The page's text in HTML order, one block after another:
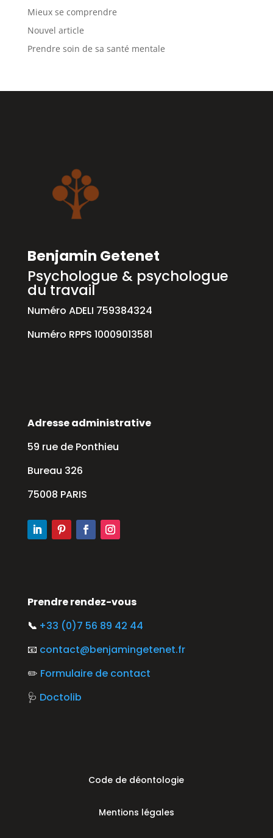
Mieux se comprendre
Nouvel article
Prendre soin de sa santé mentale
Benjamin Getenet
Psychologue & psychologue
du travail
Numéro ADELI 759384324
Numéro RPPS 10009013581
Adresse administrative
59 rue de Ponthieu
Bureau 326
75008 PARIS
Prendre rendez-vous
📞 +33 (0)7 56 89 42 44
📧 contact@benjamingetenet.fr
✏️ Formulaire de contact
🩺 Doctolib
Code de déontologie
Mentions légales